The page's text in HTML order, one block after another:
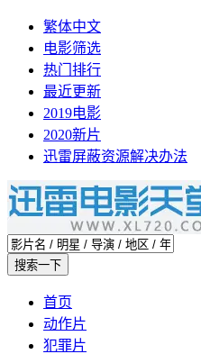
繁体中文
电影筛选
热门排行
最近更新
2019电影
2020新片
迅雷屏蔽资源解决办法
首页
动作片
犯罪片